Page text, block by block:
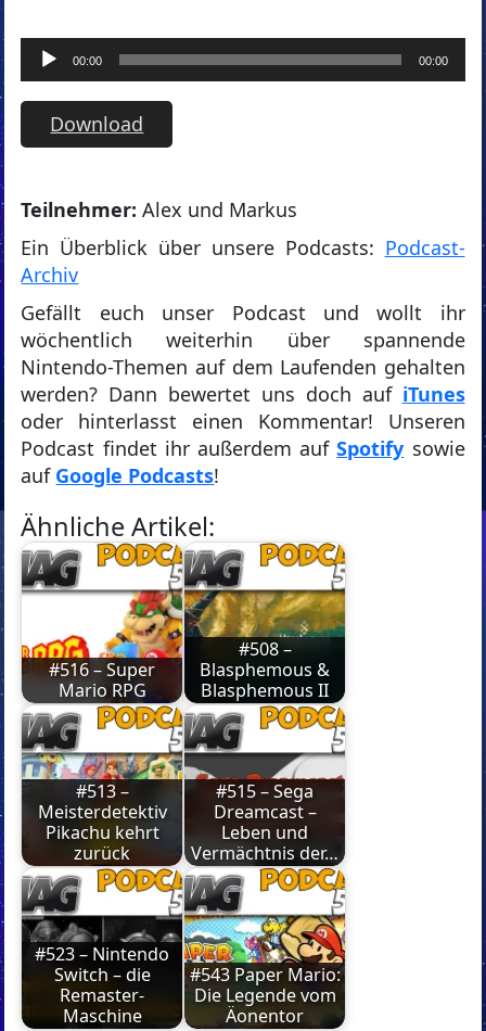
Audio-
Player
00:00 00:00
Download
Teilnehmer:Alex und Markus
Ein Überblick über unsere Podcasts: Podcast-
Archiv
Gefällt euch unser Podcast und wollt ihr
wöchentlich weiterhin über spannende
Nintendo-Themen auf dem Laufenden gehalten
werden? Dann bewertet uns doch auf iTunes
oder hinterlasst einen Kommentar! Unseren
Podcast findet ihr außerdem aufSpotify sowie
auf Google Podcasts!
Ähnliche Artikel:
#516 – Super
Mario RPG
#508 –
Blasphemous &
Blasphemous II
#513 –
Meisterdetektiv
Pikachu kehrt
zurück
#515 – Sega
Dreamcast –
Leben und
Vermächtnis der…
#523 – Nintendo
Switch – die
Remaster-
Maschine
#543 Paper Mario:
Die Legende vom
Äonentor